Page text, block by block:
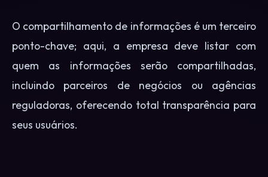
O compartilhamento de informações é um terceiro
ponto-chave; aqui, a empresa deve listar com
quem as informações serão compartilhadas,
incluindo parceiros de negócios ou agências
reguladoras, oferecendo total transparência para
seus usuários.